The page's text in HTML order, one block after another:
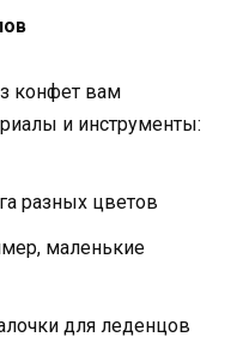
конфет вам
и инструменты:
разных цветов
маленькие
для леденцов